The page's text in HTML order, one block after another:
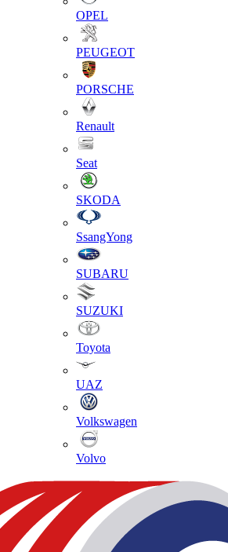
OPEL
PEUGEOT
PORSCHE
Renault
Seat
SKODA
SsangYong
SUBARU
SUZUKI
Toyota
UAZ
Volkswagen
Volvo